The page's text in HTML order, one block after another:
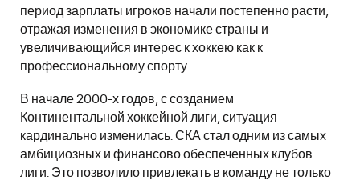
период зарплаты игроков начали постепенно расти,
отражая изменения в экономике страны и
увеличивающийся интерес к хоккею как к
профессиональному спорту.
В начале 2000-х годов, с созданием
Континентальной хоккейной лиги, ситуация
кардинально изменилась. СКА стал одним из самых
амбициозных и финансово обеспеченных клубов
лиги. Это позволило привлекать в команду не только